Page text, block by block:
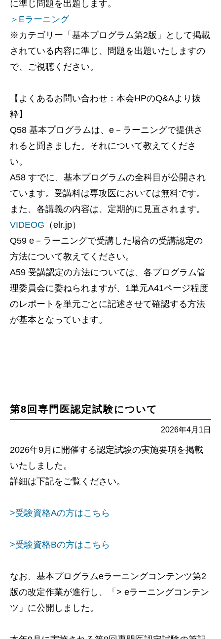
に準じ問題を出題します。
＞Eラーニング
※カテゴリー「基本プログラム第2版」として掲載
されている内容に準じ、問題を出題いたしますの
で、ご視聴ください。
【よくあるお問い合わせ：本会HPのQ&Aより抜
粋】
Q58 基本プログラムは、e－ラーニングで提供さ
れると聞きました。それについて教えてくださ
い。
A58 すでに、基本プログラムの全科目が公開され
ています。受講料は専攻医においては無料です。
また、各講義の内容は、定期的に見直されます。
VIDEOG （elr.jp）
Q59 e－ラーニングで受講した場合の受講認定の
方法について教えてください。
A59 受講認定の方法については、各プログラム管
理委員会に委ねられますが、1単元A41ページ程度
のレポートを単元ごとに記述させて確認する方法
が基本となっています。
第8回専門医認定試験について
2026年4月1日
2026年9月に開催する認定試験の実施要項を掲載
いたしました。
詳細は下記をご覧ください。
>受験資格Aの方はこちら
>受験資格Bの方はこちら
なお、基本プログラムeラーニングコンテンツ第2
版の改定作業が進行し、「> eラーニングコンテン
ツ」に公開しました。